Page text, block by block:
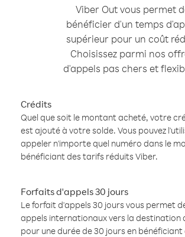
Viber Out vous permet
bénéficier d'un temps
supérieur pour un coût
Choisissez parmi nos
d'appels pas chers et
Crédits
Quel que soit le montant acheté, votre
est ajouté à votre solde. Vous pouvez
appeler n'importe quel numéro dans le
bénéficiant des tarifs réduits Viber.
Forfaits d'appels 30 jours
Le forfait d'appels 30 jours vous permet
appels internationaux vers la destination
pour une durée de 30 jours en